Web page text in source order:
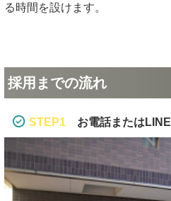
る時間を設けます。
採用までの流れ
STEP1 お電話またはLINE